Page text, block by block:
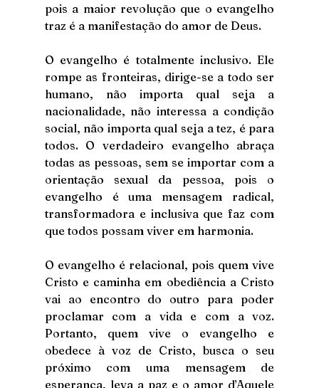
pois a maior revolução que o evangelho
traz é a manifestação do amor de Deus.
O evangelho é totalmente inclusivo. Ele
rompe as fronteiras, dirige-se a todo ser
humano, não importa qual seja a
nacionalidade, não interessa a condição
social, não importa qual seja a tez, é para
todos. O verdadeiro evangelho abraça
todas as pessoas, sem se importar com a
orientação sexual da pessoa, pois o
evangelho é uma mensagem radical,
transformadora e inclusiva que faz com
que todos possam viver em harmonia.
O evangelho é relacional, pois quem vive
Cristo e caminha em obediência a Cristo
vai ao encontro do outro para poder
proclamar com a vida e com a voz.
Portanto, quem vive o evangelho e
obedece à voz de Cristo, busca o seu
próximo com uma mensagem de
esperança, leva a paz e o amor d’Aquele